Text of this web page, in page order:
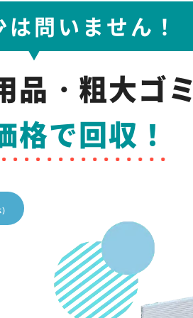
問いません！
品・粗大ゴ
格で回収！